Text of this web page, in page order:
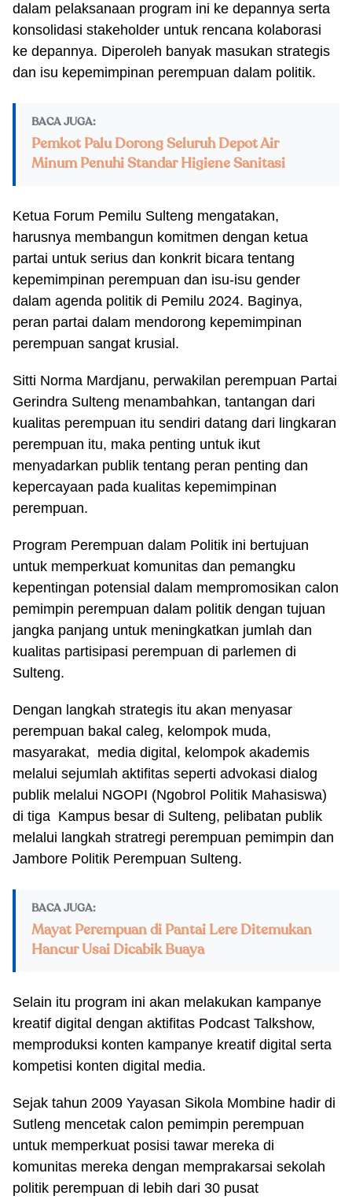
dalam pelaksanaan program ini ke depannya serta
konsolidasi stakeholder untuk rencana kolaborasi
ke depannya. Diperoleh banyak masukan strategis
dan isu kepemimpinan perempuan dalam politik.
BACA JUGA:
Pemkot Palu Dorong Seluruh Depot Air
Minum Penuhi Standar Higiene Sanitasi
Ketua Forum Pemilu Sulteng mengatakan,
harusnya membangun komitmen dengan ketua
partai untuk serius dan konkrit bicara tentang
kepemimpinan perempuan dan isu-isu gender
dalam agenda politik di Pemilu 2024. Baginya,
peran partai dalam mendorong kepemimpinan
perempuan sangat krusial.
Sitti Norma Mardjanu, perwakilan perempuan Partai
Gerindra Sulteng menambahkan, tantangan dari
kualitas perempuan itu sendiri datang dari lingkaran
perempuan itu, maka penting untuk ikut
menyadarkan publik tentang peran penting dan
kepercayaan pada kualitas kepemimpinan
perempuan.
Program Perempuan dalam Politik ini bertujuan
untuk memperkuat komunitas dan pemangku
kepentingan potensial dalam mempromosikan calon
pemimpin perempuan dalam politik dengan tujuan
jangka panjang untuk meningkatkan jumlah dan
kualitas partisipasi perempuan di parlemen di
Sulteng.
Dengan langkah strategis itu akan menyasar
perempuan bakal caleg, kelompok muda,
masyarakat, media digital, kelompok akademis
melalui sejumlah aktifitas seperti advokasi dialog
publik melalui NGOPI (Ngobrol Politik Mahasiswa)
di tiga Kampus besar di Sulteng, pelibatan publik
melalui langkah stratregi perempuan pemimpin dan
Jambore Politik Perempuan Sulteng.
BACA JUGA:
Mayat Perempuan di Pantai Lere Ditemukan
Hancur Usai Dicabik Buaya
Selain itu program ini akan melakukan kampanye
kreatif digital dengan aktifitas Podcast Talkshow,
memproduksi konten kampanye kreatif digital serta
kompetisi konten digital media.
Sejak tahun 2009 Yayasan Sikola Mombine hadir di
Sutleng mencetak calon pemimpin perempuan
untuk memperkuat posisi tawar mereka di
komunitas mereka dengan memprakarsai sekolah
politik perempuan di lebih dari 30 pusat